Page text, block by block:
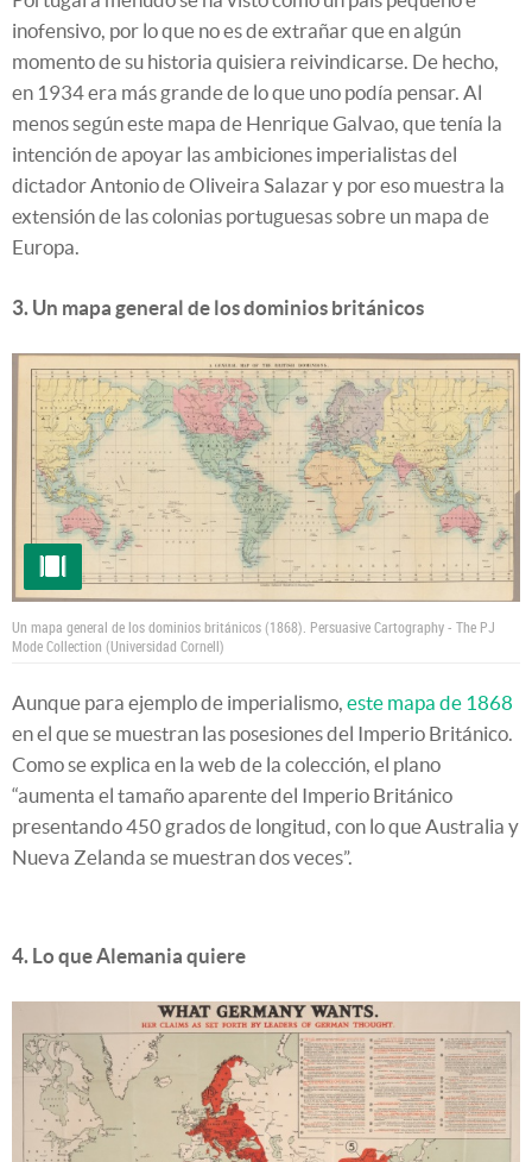
inofensivo, por lo que no es de extrañar que en algún
momento de su historia quisiera reivindicarse. De hecho,
en 1934 era más grande de lo que uno podía pensar. Al
menos según este mapa de Henrique Galvao, que tenía la
intención de apoyar las ambiciones imperialistas del
dictador Antonio de Oliveira Salazar y por eso muestra la
extensión de las colonias portuguesas sobre un mapa de
Europa.
3. Un mapa general de los dominios británicos
Un mapa general de los dominios británicos (1868). Persuasive Cartography - The PJ
Mode Collection (Universidad Cornell)
Aunque para ejemplo de imperialismo, este mapa de 1868
en el que se muestran las posesiones del Imperio Británico.
Como se explica en la web de la colección, el plano
“aumenta el tamaño aparente del Imperio Británico
presentando 450 grados de longitud, con lo que Australia y
Nueva Zelanda se muestran dos veces”.
4. Lo que Alemania quiere